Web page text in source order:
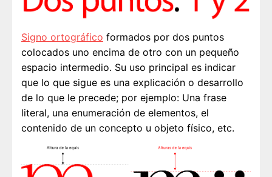
Signo ortográfico formados por dos puntos
colocados uno encima de otro con un pequeño
espacio intermedio. Su uso principal es indicar
que lo que sigue es una explicación o desarrollo
de lo que le precede; por ejemplo: Una frase
literal, una enumeración de elementos, el
contenido de un concepto u objeto físico, etc.